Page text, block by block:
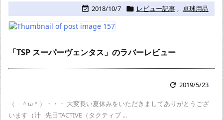
 2018/10/7  レビュー記事 , 卓球用品
「TSP スーパーヴェンタス」のラバーレビュー
 2019/5/23
（ ＾ω＾）・・・ 大変長い夏休みをいただきましてありがとうござ
います（汁 先日TACTIVE（タクティブ ...